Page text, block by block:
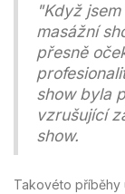
"Když
masážní
přesně
show byla
vzrušující
show.
Takovéto příběhy